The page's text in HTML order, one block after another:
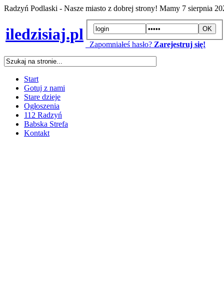
Radzyń Podlaski - Nasze miasto z dobrej strony! Mamy 7 sierpnia
iledzisiaj.pl
Zapomniałeś hasło? Zarejestruj się!
Start
Gotuj z nami
Stare dzieje
Ogłoszenia
112 Radzyń
Babska Strefa
Kontakt